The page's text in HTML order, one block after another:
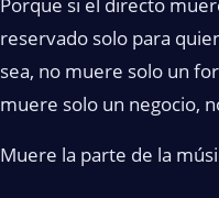
reservado solo para
sea, no muere solo un
muere solo un negocio,
Muere la parte de la